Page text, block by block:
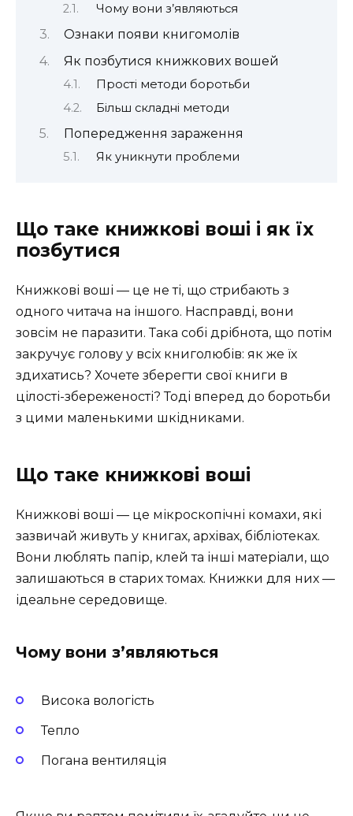
Чому вони з’являються
Ознаки появи книгомолів
Як позбутися книжкових вошей
Прості методи боротьби
Більш складні методи
Попередження зараження
Як уникнути проблеми
Що таке книжкові воші і як їх
позбутися
Книжкові воші — це не ті, що стрибають з
одного читача на іншого. Насправді, вони
зовсім не паразити. Така собі дрібнота, що потім
закручує голову у всіх книголюбів: як же їх
здихатись? Хочете зберегти свої книги в
цілості-збереженості? Тоді вперед до боротьби
з цими маленькими шкідниками.
Що таке книжкові воші
Книжкові воші — це мікроскопічні комахи, які
зазвичай живуть у книгах, архівах, бібліотеках.
Вони люблять папір, клей та інші матеріали, що
залишаються в старих томах. Книжки для них —
ідеальне середовище.
Чому вони з’являються
Висока вологість
Тепло
Погана вентиляція